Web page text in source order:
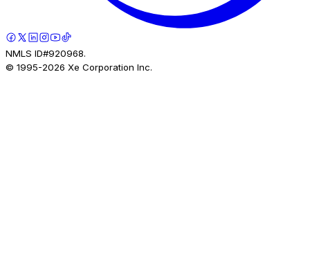
NMLS ID#920968.
© 1995-2026 Xe Corporation Inc.